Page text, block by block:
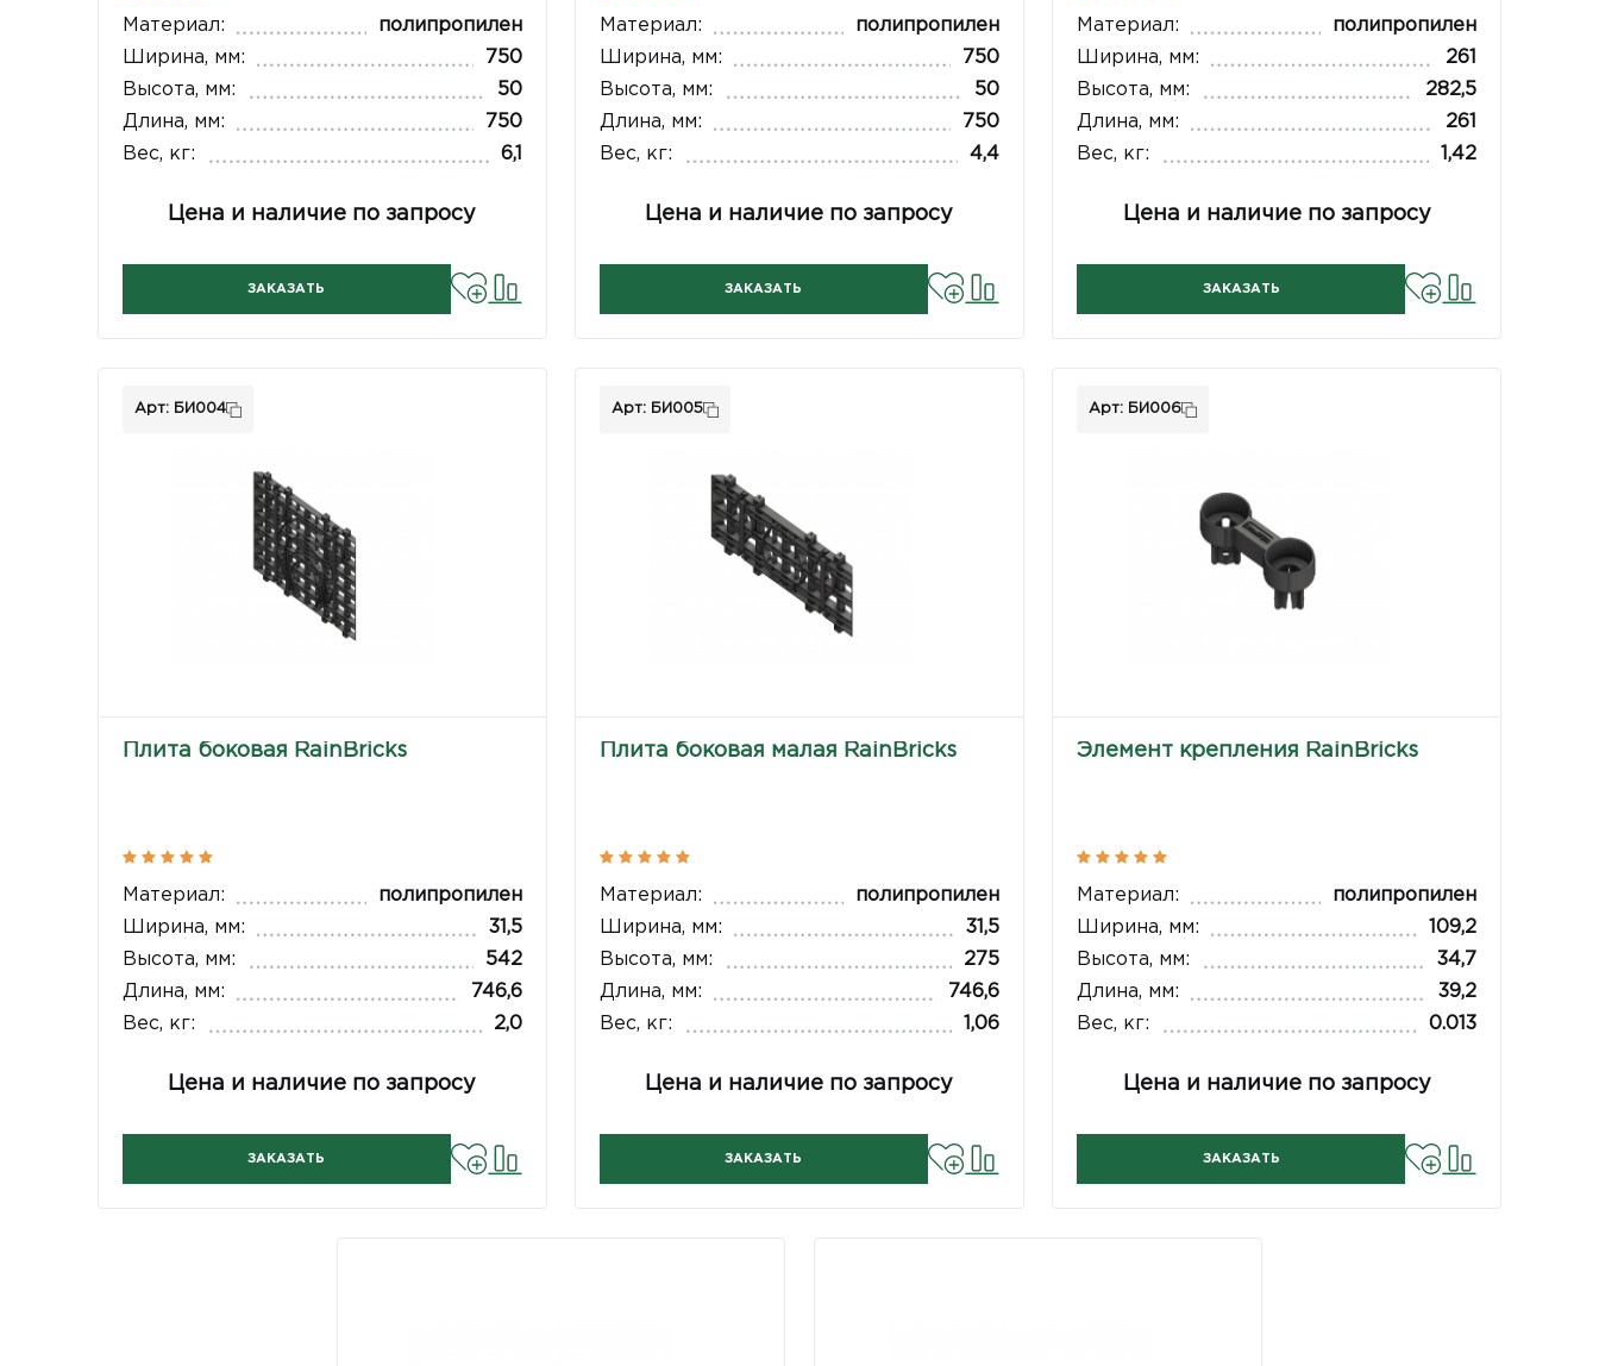
Материал:
полипропилен
Ширина, мм:
750
Высота, мм:
50
Длина, мм:
750
Вес, кг:
6,1
Цена и наличие по запросу
ЗАКАЗАТЬ
Материал:
полипропилен
Ширина, мм:
750
Высота, мм:
50
Длина, мм:
750
Вес, кг:
4,4
Цена и наличие по запросу
ЗАКАЗАТЬ
Материал:
полипропилен
Ширина, мм:
261
Высота, мм:
282,5
Длина, мм:
261
Вес, кг:
1,42
Цена и наличие по запросу
ЗАКАЗАТЬ
Арт: БИ004
Плита боковая RainBricks
Материал:
полипропилен
Ширина, мм:
31,5
Высота, мм:
542
Длина, мм:
746,6
Вес, кг:
2,0
Цена и наличие по запросу
ЗАКАЗАТЬ
Арт: БИ005
Плита боковая малая RainBricks
Материал:
полипропилен
Ширина, мм:
31,5
Высота, мм:
275
Длина, мм:
746,6
Вес, кг:
1,06
Цена и наличие по запросу
ЗАКАЗАТЬ
Арт: БИ006
Элемент крепления RainBricks
Материал:
полипропилен
Ширина, мм:
109,2
Высота, мм:
34,7
Длина, мм:
39,2
Вес, кг:
0.013
Цена и наличие по запросу
ЗАКАЗАТЬ